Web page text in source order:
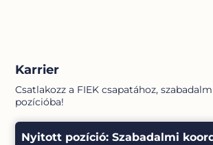
Karrier
Csatlakozz a FIEK csapatához,
pozícióba!
Nyitott pozíció: Szabadalmi